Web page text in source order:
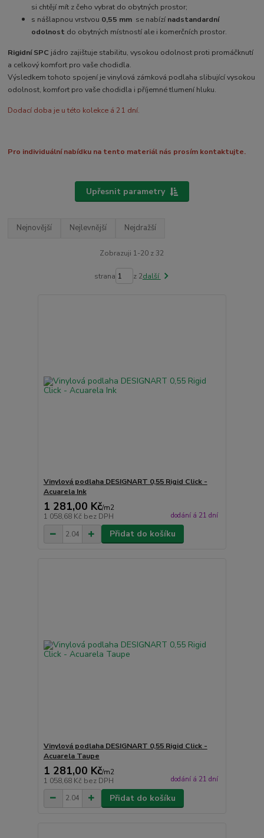
si chtějí mít z čeho vybrat do obytných prostor;
s nášlapnou vrstvou 0,55 mm se nabízí nadstandardní
odolnost do obytných místností ale i komerčních prostor.
Rigidní SPC jádro zajištuje stabilitu, vysokou odolnost proti promáčknutí
a celkový komfort pro vaše chodidla.
Výsledkem tohoto spojení je vinylová zámková podlaha slibující vysokou
odolnost, komfort pro vaše chodidla i příjemné tlumení hluku.
Dodací doba je u této kolekce á 21 dní.
Pro individuální nabídku na tento materiál nás prosím kontaktujte.
Upřesnit parametry
Nejnovější Nejlevnější Nejdražší
Zobrazuji 1-20 z 32
strana z 2další
Vinylová podlaha DESIGNART 0,55 Rigid Click -
Acuarela Ink
1 281,00 Kč/m2
1 058,68 Kč bez DPH dodání á 21 dní
Přidat do košíku
Vinylová podlaha DESIGNART 0,55 Rigid Click -
Acuarela Taupe
1 281,00 Kč/m2
1 058,68 Kč bez DPH dodání á 21 dní
Přidat do košíku